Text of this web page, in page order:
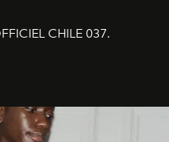
CHILE 037.